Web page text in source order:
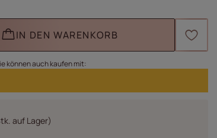
IN DEN WARENKORB
können auch kaufen mit:
auf Lager)